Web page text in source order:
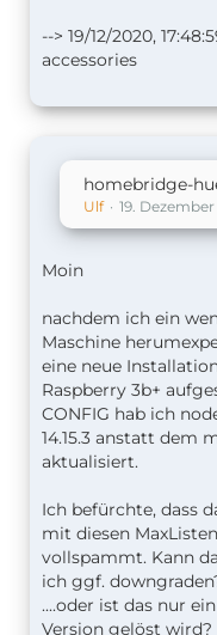
--> 19/12/2020,
accessories
homebridge-
Ulf 19.
Moin
nachdem ich ein
Maschine
eine neue
Raspberry 3b+
CONFIG hab ich
14.15.3 anstatt dem
aktualisiert.
Ich befürchte, dass
mit diesen
vollspammt. Kann
ich ggf.
....oder ist das nur
Version gelöst wird?